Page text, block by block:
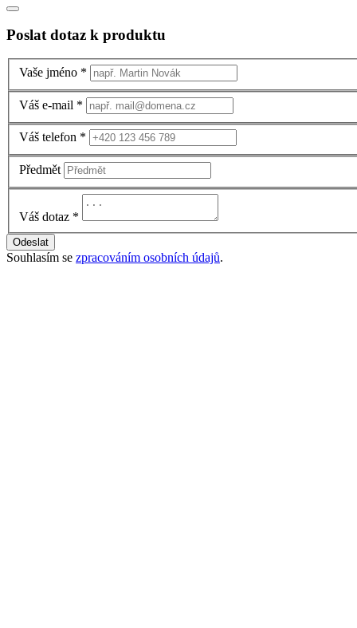
Poslat dotaz k produktu
Vaše jméno *
Váš e-mail *
Váš telefon *
Předmět
Váš dotaz *
Odeslat
Souhlasím se zpracováním osobních údajů.